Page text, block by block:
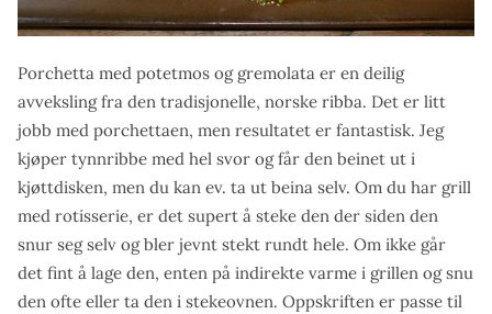
Porchetta med potetmos og gremolata er en deilig
avveksling fra den tradisjonelle, norske ribba. Det er litt
jobb med porchettaen, men resultatet er fantastisk. Jeg
kjøper tynnribbe med hel svor og får den beinet ut i
kjøttdisken, men du kan ev. ta ut beina selv. Om du har grill
med rotisserie, er det supert å steke den der siden den
snur seg selv og bler jevnt stekt rundt hele. Om ikke går
det fint å lage den, enten på indirekte varme i grillen og snu
den ofte eller ta den i stekeovnen. Oppskriften er passe til